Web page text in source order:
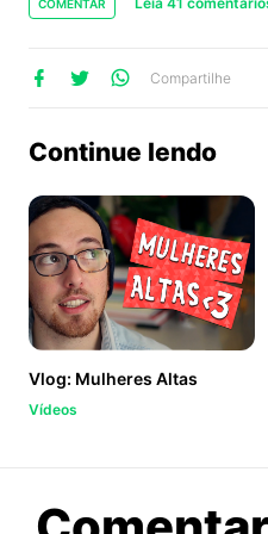
COMENTAR
Compartilhe
Continue lendo
Vlog: Mulheres Altas
Vídeos